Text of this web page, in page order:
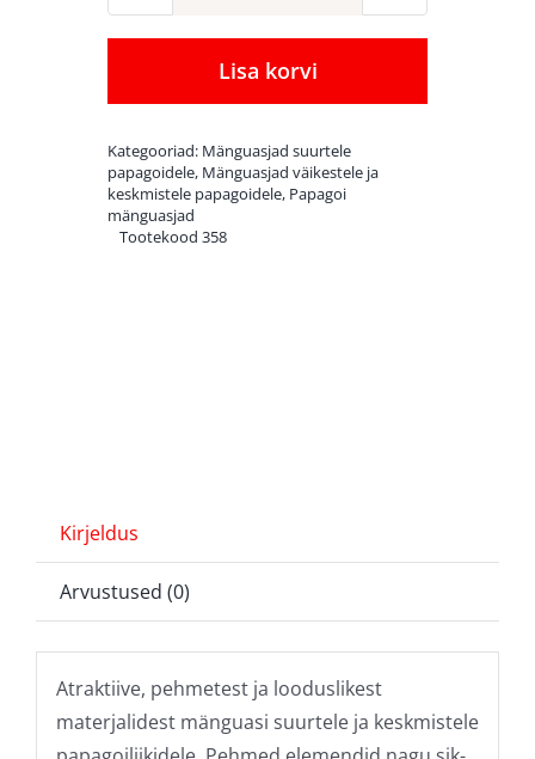
Happy
Nature
Shreddy
kogus
Lisa korvi
Kategooriad: Mänguasjad suurtele
papagoidele, Mänguasjad väikestele ja
keskmistele papagoidele, Papagoi
mänguasjad
Tootekood 358
Kirjeldus
Arvustused (0)
Atraktiive, pehmetest ja looduslikest
materjalidest mänguasi suurtele ja keskmistele